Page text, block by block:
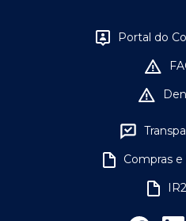
Portal do
Compras